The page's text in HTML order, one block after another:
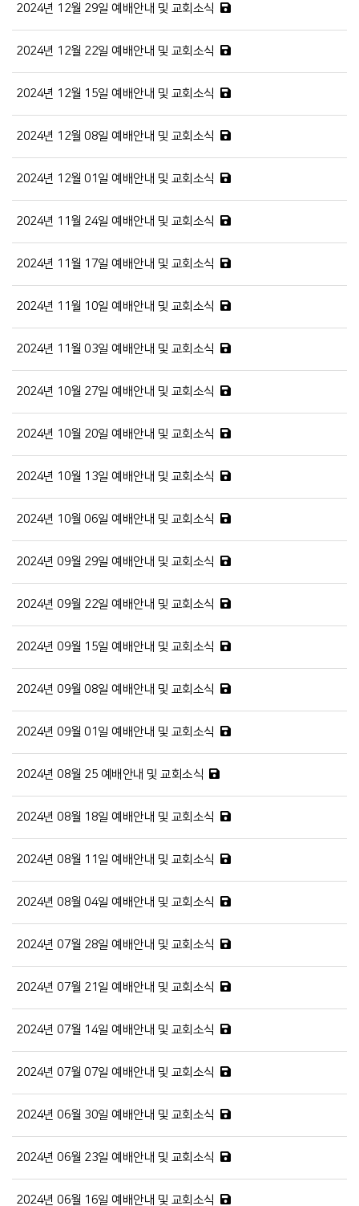
2024년 12월 29일 예배안내 및 교회소식
2024년 12월 22일 예배안내 및 교회소식
2024년 12월 15일 예배안내 및 교회소식
2024년 12월 08일 예배안내 및 교회소식
2024년 12월 01일 예배안내 및 교회소식
2024년 11월 24일 예배안내 및 교회소식
2024년 11월 17일 예배안내 및 교회소식
2024년 11월 10일 예배안내 및 교회소식
2024년 11월 03일 예배안내 및 교회소식
2024년 10월 27일 예배안내 및 교회소식
2024년 10월 20일 예배안내 및 교회소식
2024년 10월 13일 예배안내 및 교회소식
2024년 10월 06일 예배안내 및 교회소식
2024년 09월 29일 예배안내 및 교회소식
2024년 09월 22일 예배안내 및 교회소식
2024년 09월 15일 예배안내 및 교회소식
2024년 09월 08일 예배안내 및 교회소식
2024년 09월 01일 예배안내 및 교회소식
2024년 08월 25 예배안내 및 교회소식
2024년 08월 18일 예배안내 및 교회소식
2024년 08월 11일 예배안내 및 교회소식
2024년 08월 04일 예배안내 및 교회소식
2024년 07월 28일 예배안내 및 교회소식
2024년 07월 21일 예배안내 및 교회소식
2024년 07월 14일 예배안내 및 교회소식
2024년 07월 07일 예배안내 및 교회소식
2024년 06월 30일 예배안내 및 교회소식
2024년 06월 23일 예배안내 및 교회소식
2024년 06월 16일 예배안내 및 교회소식